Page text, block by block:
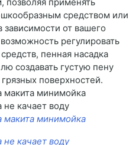
средством или
от вашего
регулировать
пенная насадка
создавать густую пену
поверхностей.
макита минимойка
не качает воду
макита минимойка
не качает воду